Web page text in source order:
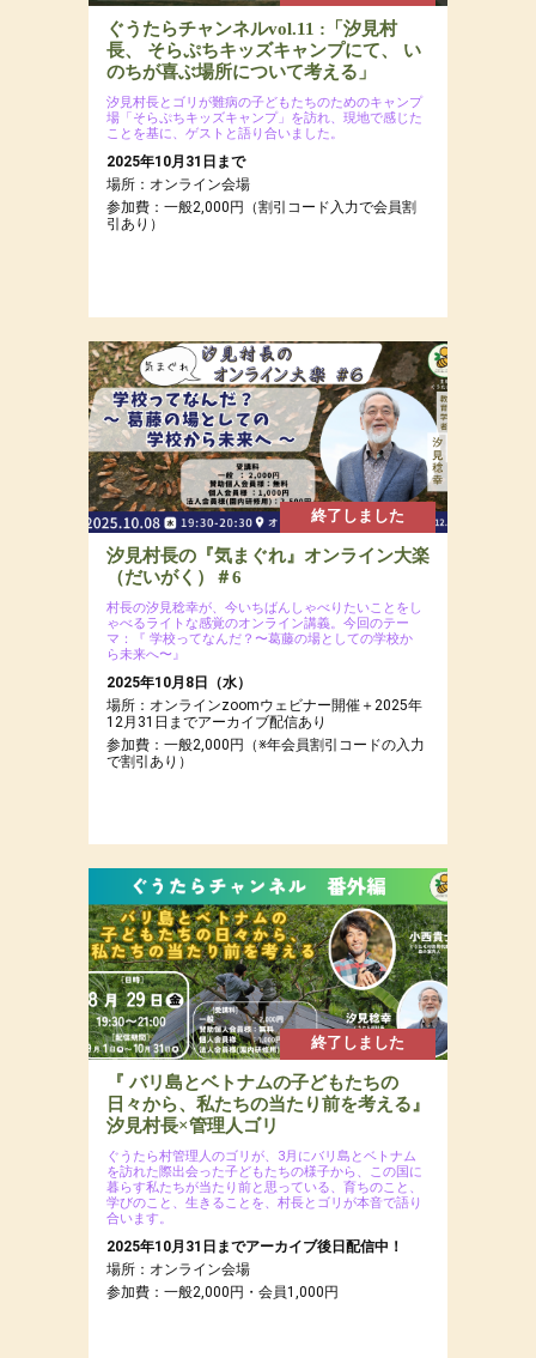
ぐうたらチャンネルvol.11 :「汐見村
長、 そらぷちキッズキャンプにて、 い
のちが喜ぶ場所について考える」
汐見村長とゴリが難病の子どもたちのためのキャンプ
場「そらぷちキッズキャンプ」を訪れ、現地で感じた
ことを基に、ゲストと語り合いました。
2025年10月31日まで
場所：オンライン会場
参加費：一般2,000円（割引コード入力で会員割
引あり）
終了しました
汐見村長の『気まぐれ』オンライン大楽
（だいがく）＃6
村長の汐見稔幸が、今いちばんしゃべりたいことをし
ゃべるライトな感覚のオンライン講義。今回のテー
マ：『 学校ってなんだ？〜葛藤の場としての学校か
ら未来へ〜』
2025年10月8日（水）
場所：オンラインzoomウェビナー開催＋2025年
12月31日までアーカイブ配信あり
参加費：一般2,000円（※年会員割引コードの入力
で割引あり）
終了しました
『 バリ島とベトナムの子どもたちの
日々から、私たちの当たり前を考える』
汐見村長×管理人ゴリ
ぐうたら村管理人のゴリが、3月にバリ島とベトナム
を訪れた際出会った子どもたちの様子から、この国に
暮らす私たちが当たり前と思っている、育ちのこと、
学びのこと、生きることを、村長とゴリが本音で語り
合います。
2025年10月31日までアーカイブ後日配信中！
場所：オンライン会場
参加費：一般2,000円・会員1,000円